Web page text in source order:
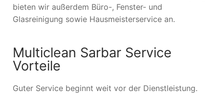
bieten wir außerdem Büro-, Fenster- und
Glasreinigung sowie Hausmeisterservice an.
Multiclean Sarbar Service
Vorteile
Guter Service beginnt weit vor der Dienstleistung.